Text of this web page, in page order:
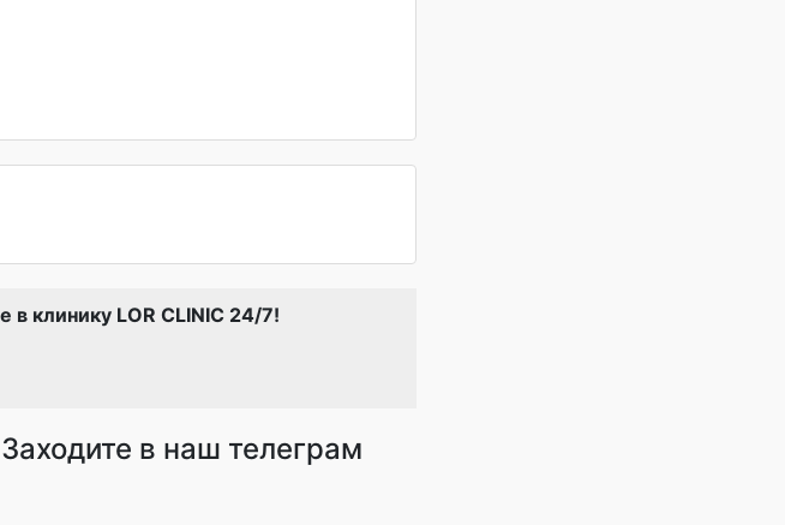
клинику LOR CLINIC 24/7!
в наш телеграм